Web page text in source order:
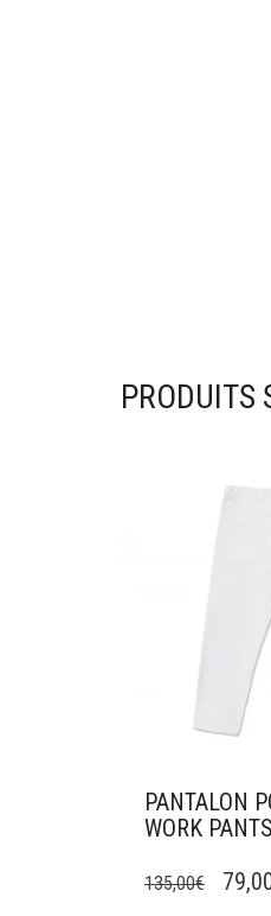
PRODUITS
Ajouter à mes
PANTALON
WORK
PRODUIT
135,00€
LE